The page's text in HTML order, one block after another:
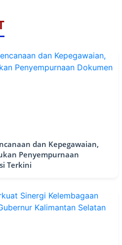
dan Kepegawaian,
Penyempurnaan
Terkini